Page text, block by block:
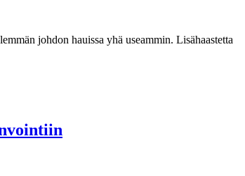
johdon hauissa yhä useammin. Lisähaastetta